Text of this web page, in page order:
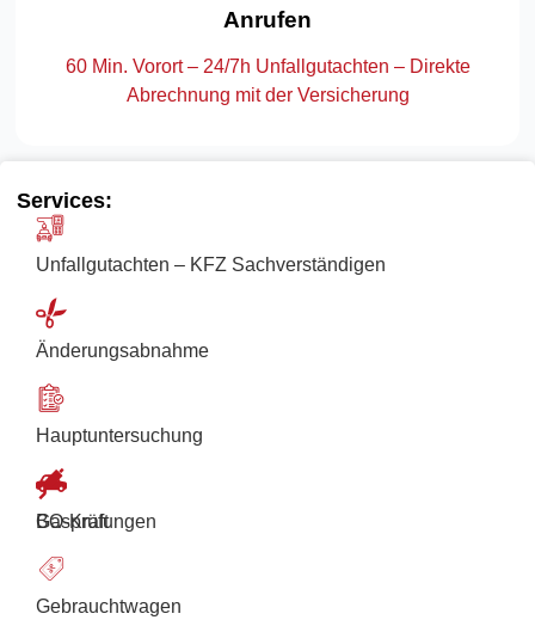
Anrufen
60 Min. Vorort – 24/7h Unfallgutachten – Direkte
Abrechnung mit der Versicherung
Services:
Unfallgutachten – KFZ Sachverständigen
Änderungsabnahme
Hauptuntersuchung
BO-Kraft
Gasprüfungen
Gebrauchtwagen